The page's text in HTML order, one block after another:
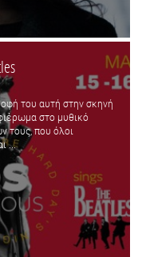
του αυτή στην σκηνή
στο μυθικό
τους, που όλοι
...